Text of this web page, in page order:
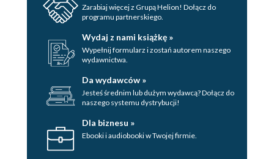
Zarabiaj więcej z Grupą Helion! Dołącz do
programu partnerskiego.
Wydaj z nami książkę »
Wypełnij formularz i zostań autorem naszego
wydawnictwa.
Da wydawców »
Jesteś średnim lub dużym wydawcą? Dołącz do
naszego systemu dystrybucji!
Dla biznesu »
Ebooki i audiobooki w Twojej firmie.